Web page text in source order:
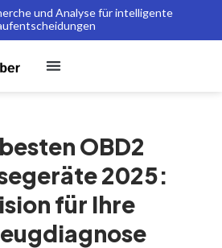
und Analyse für intelligente
OBD2
2025:
für Ihre